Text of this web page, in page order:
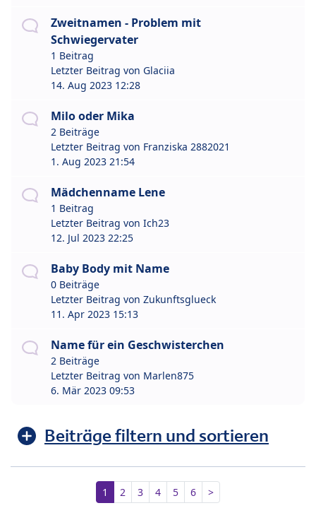
Zweitnamen - Problem mit
Schwiegervater
1 Beitrag
Letzter Beitrag von Glaciia
14. Aug 2023 12:28
Milo oder Mika
2 Beiträge
Letzter Beitrag von Franziska 2882021
1. Aug 2023 21:54
Mädchenname Lene
1 Beitrag
Letzter Beitrag von Ich23
12. Jul 2023 22:25
Baby Body mit Name
0 Beiträge
Letzter Beitrag von Zukunftsglueck
11. Apr 2023 15:13
Name für ein Geschwisterchen
2 Beiträge
Letzter Beitrag von Marlen875
6. Mär 2023 09:53
Beiträge filtern und sortieren
1 2 3 4 5 6 >